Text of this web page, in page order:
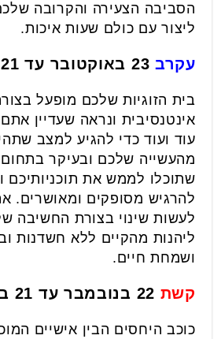
הסביבה הצעירה והקרובה
ליצור עם כולם שעות איכות.
עקרב
בית הזוגיות שלכם מופעל
אינטנסיבית ונראה שעדיין
עוד ועוד כדי להגיע למצב
מהעשייה שלכם ובעיקר
שתוכלו לממש את תוכניותיכם
להרגיש מסופקים ומאושרים.
לעשות שינוי בצורת החשיבה
ליהנות מהקיים ללא חשדנות
ושמחת חיים.
קשת
כוכב היחסים הבין אישיים